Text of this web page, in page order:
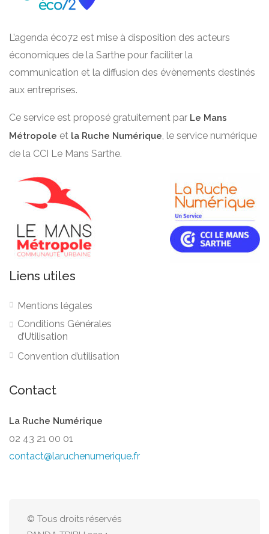
L’agenda éco72 est mise à disposition des acteurs
économiques de la Sarthe pour faciliter la
communication et la diffusion des évènements destinés
aux entreprises.
Ce service est proposé gratuitement par Le Mans
Métropole et la Ruche Numérique, le service numérique
de la CCI Le Mans Sarthe.
Liens utiles
Mentions légales
Conditions Générales
d’Utilisation
Convention d’utilisation
Contact
La Ruche Numérique
02 43 21 00 01
contact@laruchenumerique.fr
© Tous droits réservés